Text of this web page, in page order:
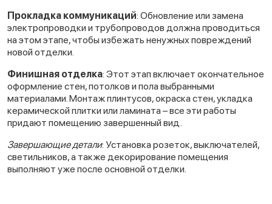
Прокладка коммуникаций: Обновление или замена
электропроводки и трубопроводов должна проводиться
на этом этапе, чтобы избежать ненужных повреждений
новой отделки.
Финишная отделка: Этот этап включает окончательное
оформление стен, потолков и пола выбранными
материалами. Монтаж плинтусов, окраска стен, укладка
керамической плитки или ламината – все эти работы
придают помещению завершенный вид.
Завершающие детали: Установка розеток, выключателей,
светильников, а также декорирование помещения
выполняют уже после основной отделки.